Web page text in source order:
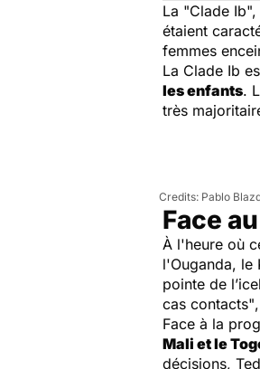
La "Clade
étaient
femmes
La Clade Ib
les enfants.
très
Pablo
Face
À l'heure où
l'Ouganda, le
pointe de
cas contacts"
Face à la
Mali et le
décisions,